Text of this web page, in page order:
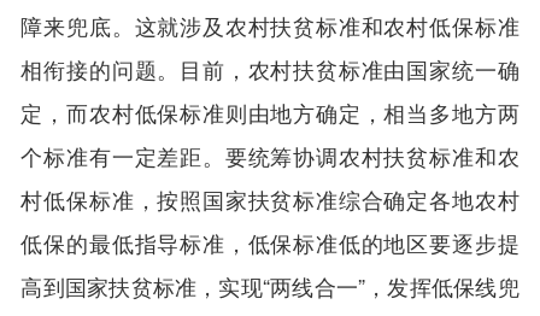
障来兜底。这就涉及农村扶贫标准和农村低保标准
相衔接的问题。目前，农村扶贫标准由国家统一确
定，而农村低保标准则由地方确定，相当多地方两
个标准有一定差距。要统筹协调农村扶贫标准和农
村低保标准，按照国家扶贫标准综合确定各地农村
低保的最低指导标准，低保标准低的地区要逐步提
高到国家扶贫标准，实现“两线合一”，发挥低保线兜